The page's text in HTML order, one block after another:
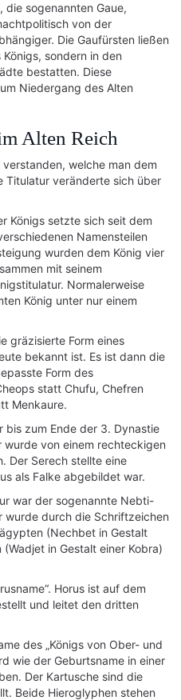
sogenannten Gaue,
von der
Die Gaufürsten ließen
sondern in den
bestatten. Diese
Niedergang des Alten
Alten Reich
welche man dem
Titulatur veränderte sich über
Königs setzte sich seit dem
Namensteilen
wurden dem König vier
mit seinem
Normalerweise
König unter nur einem
gräzisierte Form eines
bekannt ist. Es ist dann die
Form des
statt Chufu, Chefren
Menkaure.
bis zum Ende der 3. Dynastie
wurde von einem rechteckigen
Der Serech stellte eine
als Falke abgebildet war.
war der sogenannte Nebti-
wurde durch die Schriftzeichen
(Nechbet in Gestalt
in Gestalt einer Kobra)
Horus ist auf dem
und leitet den dritten
des „Königs von Ober- und
wie der Geburtsname in einer
Der Kartusche sind die
Beide Hieroglyphen stehen